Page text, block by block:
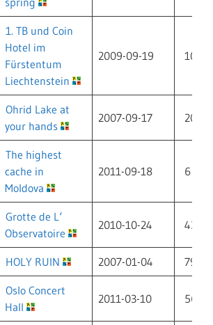
1. TB und Coin
Hotel im
Fürstentum
Liechtenstein
2009-09-19 109
Ohrid Lake at
your hands
2007-09-17 20
The highest
cache in
Moldova
2011-09-18 6
Grotte de L‘
Observatoire
2010-10-24 43
HOLY RUIN 2007-01-04 79
Oslo Concert
Hall
2011-03-10 568